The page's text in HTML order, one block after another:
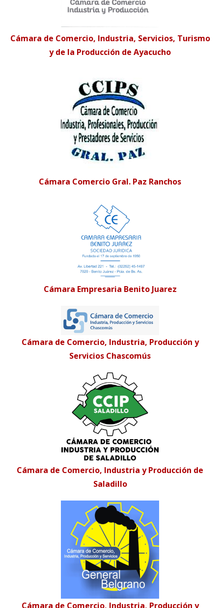
Cámara de Comercio, Industria, Servicios, Turismo
y de la Producción de Ayacucho
Cámara Comercio Gral. Paz Ranchos
Cámara Empresaria Benito Juarez
Cámara de Comercio, Industria, Producción y
Servicios Chascomús
Cámara de Comercio, Industria y Producción de
Saladillo
Cámara de Comercio, Industria, Producción y